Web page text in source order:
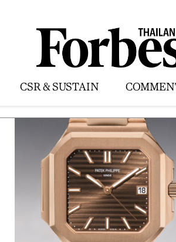
CSR & SUSTAIN